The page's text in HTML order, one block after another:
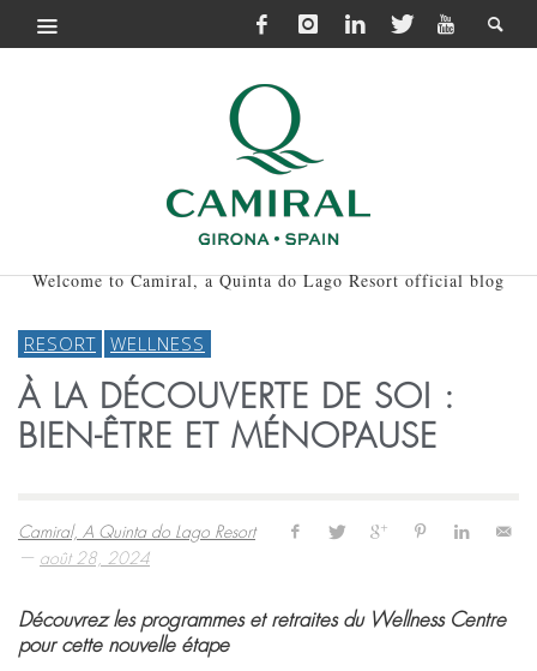
Welcome to Camiral, a Quinta do Lago Resort official blog
RESORT WELLNESS
À LA DÉCOUVERTE DE SOI :
BIEN-ÊTRE ET MÉNOPAUSE
Camiral, A Quinta do Lago Resort
— août 28, 2024
Découvrez les programmes et retraites du Wellness Centre
pour cette nouvelle étape